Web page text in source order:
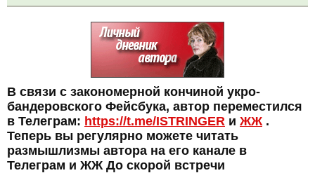
В связи с закономерной кончиной укро-
бандеровского Фейсбука, автор переместился
в Телеграм: https://t.me/ISTRINGER и ЖЖ .
Теперь вы регулярно можете читать
размышлизмы автора на его канале в
Телеграм и ЖЖ До скорой встречи